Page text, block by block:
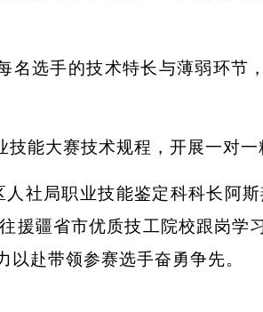
名选手的技术特长与薄弱环节
能大赛技术规程，开展一对一
社局职业技能鉴定科科长阿斯
援疆省市优质技工院校跟岗学
赴带领参赛选手奋勇争先。